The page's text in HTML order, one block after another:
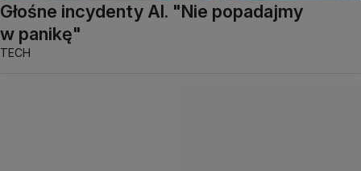
Głośne incydenty AI. "Nie popadajmy
w panikę"
TECH